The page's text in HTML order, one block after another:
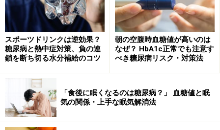
なぜでしょう？ 正解はnet carbsが公式の栄
養表示用語ではないから
net carbsの法的な定義はありません。ですからFDA（米
国食品医薬品局）もADA（米国糖尿病協会）もこの言葉
スポーツドリンクは逆効果？
糖尿病と熱中症対策、負の連
鎖を断ち切る水分補給のコツ
朝の空腹時血糖値が高いのは
なぜ？ HbA1c正常でも注意す
べき糖尿病リスク・対策法
「食後に眠くなるのは糖尿病？」 血糖値と眠
気の関係・上手な眠気解消法